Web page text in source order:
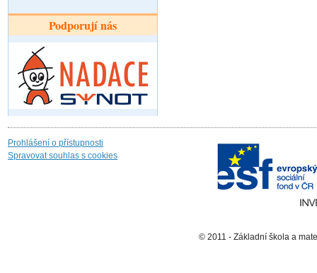
Podporují nás
Prohlášení o přístupnosti
Spravovat souhlas s cookies
© 2011 - Základní škola a